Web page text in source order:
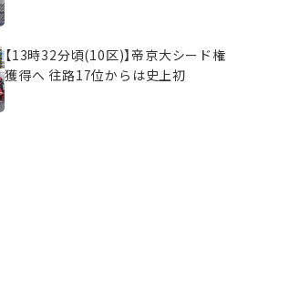
【13時32分頃(10区)】帝京大シード権
獲得へ 往路17位からは史上初